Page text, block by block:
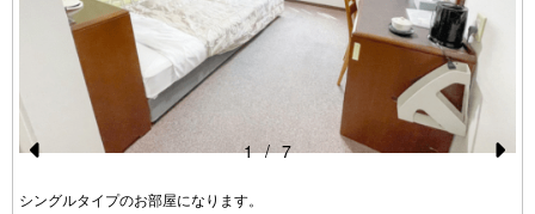
シングルタイプのお部屋になります。
1 / 7